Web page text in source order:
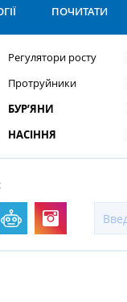
ПОЧИТАТИ
Регулятори росту
Протруйники
БУР’ЯНИ
НАСІННЯ